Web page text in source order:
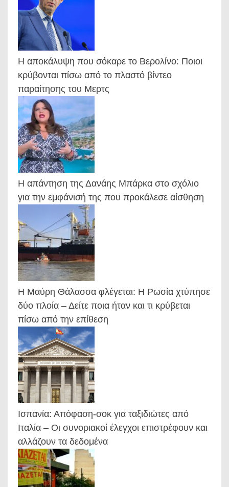
Η αποκάλυψη που σόκαρε το Βερολίνο: Ποιοι
κρύβονται πίσω από το πλαστό βίντεο
παραίτησης του Μερτς
Η απάντηση της Δανάης Μπάρκα στο σχόλιο
για την εμφάνισή της που προκάλεσε αίσθηση
Η Μαύρη Θάλασσα φλέγεται: Η Ρωσία χτύπησε
δύο πλοία – Δείτε ποια ήταν και τι κρύβεται
πίσω από την επίθεση
Ισπανία: Απόφαση-σοκ για ταξιδιώτες από
Ιταλία – Οι συνοριακοί έλεγχοι επιστρέφουν και
αλλάζουν τα δεδομένα